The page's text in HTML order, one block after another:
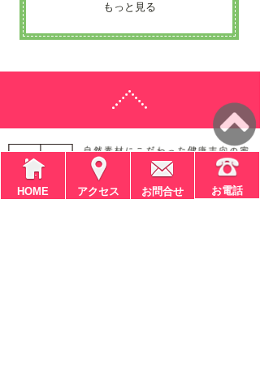
HOME アクセス お問合せ お電話
もっと見る
〒611-0041